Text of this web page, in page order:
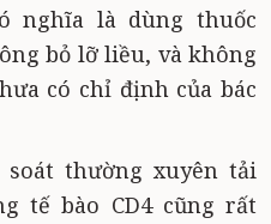
nghĩa là dùng thuốc
bỏ lỡ liều, và không
có chỉ định của bác
soát thường xuyên tải
tế bào CD4 cũng rất